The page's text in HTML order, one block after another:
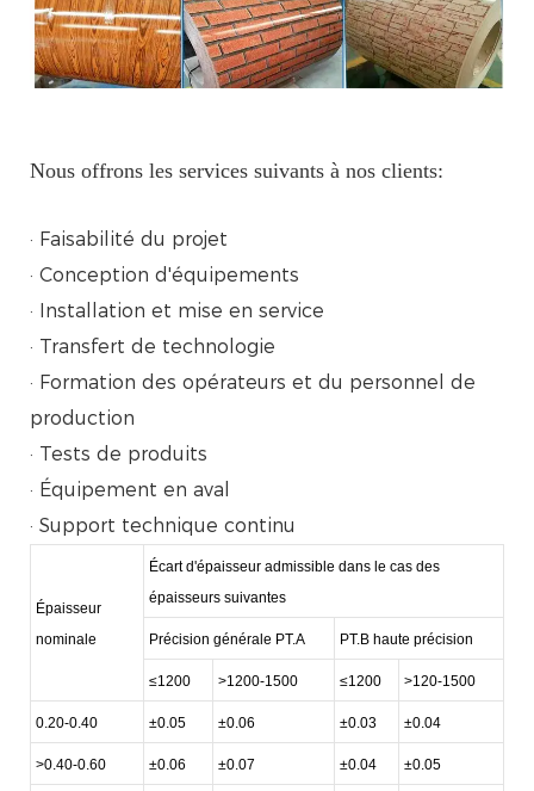
Nous offrons les services suivants à nos clients:
· Faisabilité du projet
· Conception d'équipements
· Installation et mise en service
· Transfert de technologie
· Formation des opérateurs et du personnel de
production
· Tests de produits
· Équipement en aval
· Support technique continu
Épaisseur
nominale
Écart d'épaisseur admissible dans le cas des
épaisseurs suivantes
Précision générale PT.A PT.B haute précision
≤1200 >1200-1500 ≤1200 >120-1500
0.20-0.40 ±0.05 ±0.06 ±0.03 ±0.04
>0.40-0.60 ±0.06 ±0.07 ±0.04 ±0.05